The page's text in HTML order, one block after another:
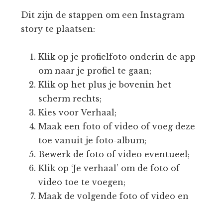
Dit zijn de stappen om een Instagram
story te plaatsen:
Klik op je profielfoto onderin de app
om naar je profiel te gaan;
Klik op het plus je bovenin het
scherm rechts;
Kies voor Verhaal;
Maak een foto of video of voeg deze
toe vanuit je foto-album;
Bewerk de foto of video eventueel;
Klik op ‘Je verhaal’ om de foto of
video toe te voegen;
Maak de volgende foto of video en